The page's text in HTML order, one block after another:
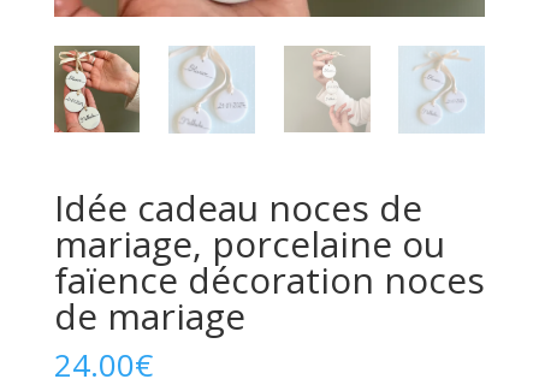
Idée cadeau noces de
mariage, porcelaine ou
faïence décoration noces
de mariage
24.00€